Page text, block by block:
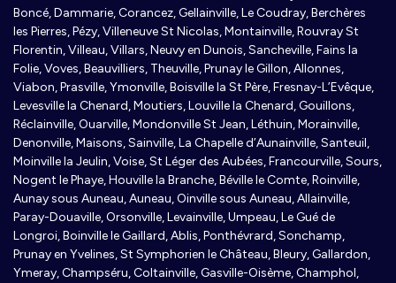
Boncé, Dammarie, Corancez, Gellainville, Le Coudray, Berchères
les Pierres, Pézy, Villeneuve St Nicolas, Montainville, Rouvray St
Florentin, Villeau, Villars, Neuvy en Dunois, Sancheville, Fains la
Folie, Voves, Beauvilliers, Theuville, Prunay le Gillon, Allonnes,
Viabon, Prasville, Ymonville, Boisville la St Père, Fresnay-L’Evêque,
Levesville la Chenard, Moutiers, Louville la Chenard, Gouillons,
Réclainville, Ouarville, Mondonville St Jean, Léthuin, Morainville,
Denonville, Maisons, Sainville, La Chapelle d’Aunainville, Santeuil,
Moinville la Jeulin, Voise, St Léger des Aubées, Francourville, Sours,
Nogent le Phaye, Houville la Branche, Béville le Comte, Roinville,
Aunay sous Auneau, Auneau, Oinville sous Auneau, Allainville,
Paray-Douaville, Orsonville, Levainville, Umpeau, Le Gué de
Longroi, Boinville le Gaillard, Ablis, Ponthévrard, Sonchamp,
Prunay en Yvelines, St Symphorien le Château, Bleury, Gallardon,
Ymeray, Champséru, Coltainville, Gasville-Oisème, Champhol,